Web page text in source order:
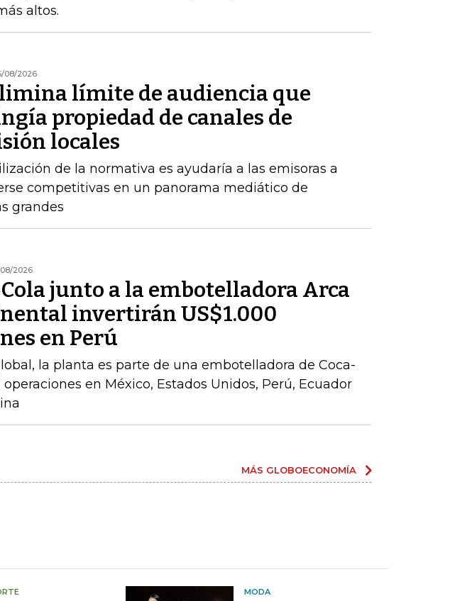
altos.
08/2026
límite de audiencia que
propiedad de canales de
locales
de la normativa es ayudaría a las emisoras a
competitivas en un panorama mediático de
grandes
2026
junto a la embotelladora Arca
invertirán US$1.000
en Perú
la planta es parte de una embotelladora de Coca-
operaciones en México, Estados Unidos, Perú, Ecuador
MÁS GLOBOECONOMÍA
MODA